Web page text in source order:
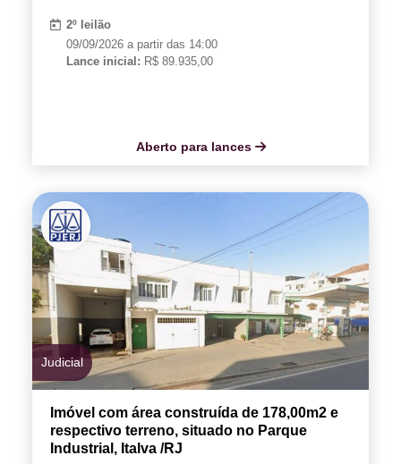
2º leilão
09/09/2026 a partir das 14:00
Lance inicial: R$ 89.935,00
Aberto para lances
Judicial
Imóvel com área construída de 178,00m2 e
respectivo terreno, situado no Parque
Industrial, Italva /RJ